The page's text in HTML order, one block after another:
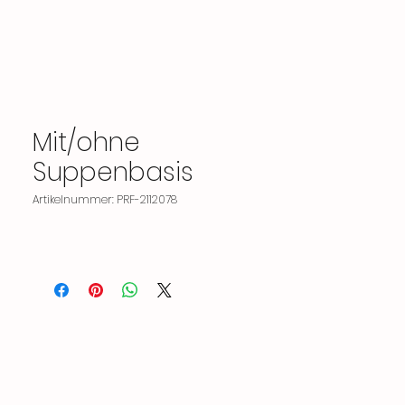
Mit/ohne
Suppenbasis
Artikelnummer: PRF-2112078